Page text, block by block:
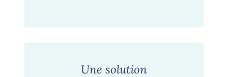
Une solution